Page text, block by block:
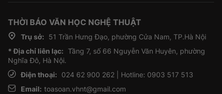
THỜI BÁO VĂN HỌC NGHỆ THUẬT
Trụ sở:
51 Trần Hưng Đạo, phường Cửa Nam, TP.Hà Nội
* Địa chỉ liên lạc: Tầng 7, số 66 Nguyễn Văn Huyên, phường
Nghĩa Đô, Hà Nội.
Điện thoại:
024 62 900 262 | Hotline: 0903 517 513
Email: toasoan.vhnt@gmail.com